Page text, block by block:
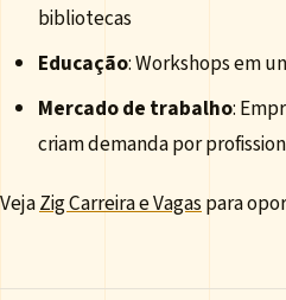
bibliotecas
Educação: Workshops em
Mercado de trabalho:
criam demanda por
VejaZig Carreira e Vagaspara